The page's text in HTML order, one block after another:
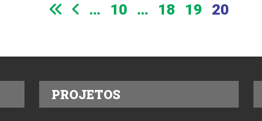
... 10 ... 18 19 20
PROJETOS